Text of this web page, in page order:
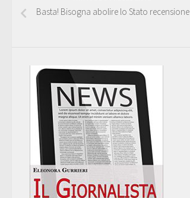
Basta! Bisogna abolire lo Stato recensione